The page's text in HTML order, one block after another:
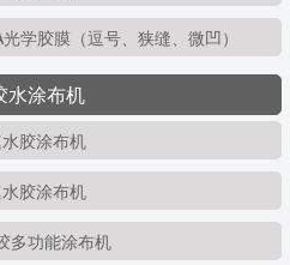
学胶膜（逗号、狭缝、微凹）
水涂布机
胶涂布机
胶涂布机
多功能涂布机